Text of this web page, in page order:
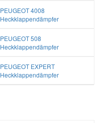
PEUGEOT 4008
Heckklappendämpfer
PEUGEOT 508
Heckklappendämpfer
PEUGEOT EXPERT
Heckklappendämpfer